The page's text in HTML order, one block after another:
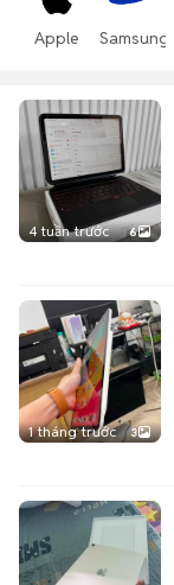
Apple Samsung
4 tuần trước 6
1 tháng trước 3